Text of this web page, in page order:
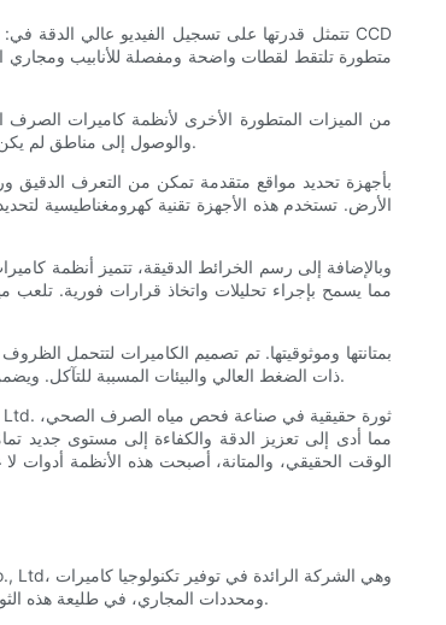
متطورة تلتقط لقطات واضحة ومفصلة للأنابيب ومجاري
من الميزات المتطورة الأخرى لأنظمة كاميرات
والوصول إلى مناطق لم يكن من الممكن الوصول إليها من قبل. لا تعمل هذه الميزة على تقليل الحاجة إلى العمل اليدوي فحسب، بل تزيد أيضًا من كفاءة عملية التفتيش، مما يوفر الوقت والجهد.
الأرض. تستخدم هذه الأجهزة تقنية كهرومغناطيسية
وبالإضافة إلى رسم الخرائط الدقيقة، تتميز أنظمة
مما يسمح بإجراء تحليلات واتخاذ قرارات فورية.
ذات الضغط العالي والبيئات المسببة للتآكل. ويضمن هذا أن الأنظمة يمكنها الاستمرار في تقديم نتائج دقيقة حتى في المواقف الصعبة، مما يجعلها خيارًا موثوقًا به لمحترفي فحص الصرف الصحي في جميع أنحاء العالم.
مما أدى إلى تعزيز الدقة والكفاءة إلى مستوى جديد
الوقت الحقيقي، والمتانة، أصبحت هذه الأنظمة
ومحددات المجاري، في طليعة هذه الثورة. تستكشف هذه المقالة فوائد استخدام تقنية تحديد مواقع المجاري لإجراء عمليات تفتيش فعالة، وتسلط الضوء على القوة والدقة التي توفرها هذه الأدوات المبتكرة.